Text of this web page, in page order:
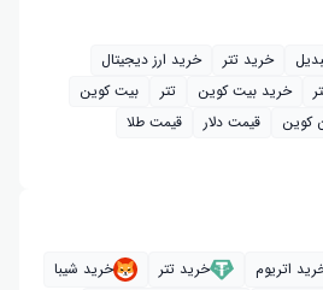
خرید تتر
خرید ارز دیجیتال
خرید بیت‌ کوین تتر
بیت کوین
کوین قیمت دلار
قیمت طلا
اتریوم خرید تتر
خرید شیبا